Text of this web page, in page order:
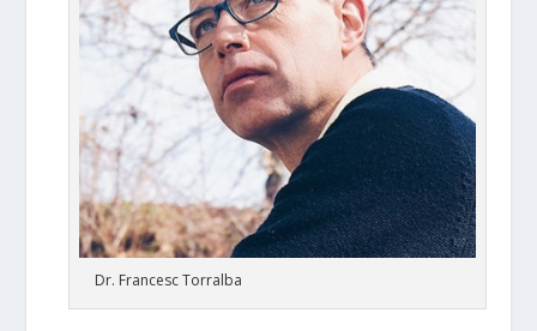
Dr. Francesc Torralba